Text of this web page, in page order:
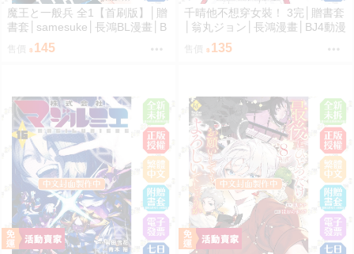
魔王と一般兵 全1【首刷版】│贈
書套│samesuke│長鴻BL漫畫│B
J4動漫
售價 145
千晴他不想穿女裝！ 3完│贈書套
│翁丸ジョン│長鴻漫畫│BJ4動漫
售價 135